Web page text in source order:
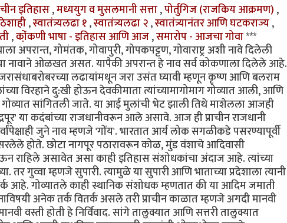
इतिहास,मध्ययुग व मुसलमानी सत्ता,पोर्तुगिज (राजकिय आक्रमण),
,स्वातंत्र्यलढा १,स्वातंत्र्यलढा २,स्वातंत्र्यानंतर आणि घटकराज्य,
,को़ंकणी भाषा - इतिहास आणि आज,समारोप - आजचा गोवा***
अपरान्त, गोमंतक, गोवापुरी, गोपकपट्टण, गोवाराष्ट्र अशी नावे दिलेली
या नावाने ओळखत असत. यापैकी अपरान्त हे नाव सर्व कोकणाला दिलेले आहे.
लढायांमधून जरा उसंत घ्यावी म्हणून कृष्ण आणि बलराम
विरहाने दु:खी होऊन देवकीमाता त्यांच्यामागोमाग गोव्यात आली, आणि
सांगितली जाते. या आई मुलांची भेट झाली तिथे माशेलला आजही
या कदंबांच्या राजधानीवरून आले असावे. आज ही प्राचीन राजधानी
जुने नाव म्हणजे 'गोंय'. भारतात आर्य लोक सगळीकडे पसरण्यापूर्वी
होते. छोटा नागपूर पठारावरून कोळ, मुंड वंशाचे आदिवासी
राहिले असावेत असा काही इतिहास संशोधकांचा अंदाज आहे. त्यांच्या
तर गुव्वा म्हणजे सुपारी. त्यामुळे या सुपारी आणि भाताच्या प्रदेशाला त्यानी
आहे. गोव्यातले काही स्थानिक संशोधक म्हणतात की या आदिम जमाती
अनेक तर्क वितर्क असले तरी प्राचीन काळात म्हणजे अगदी मानवी
वस्ती होती हे निर्विवाद. सांगे तालुक्यात आणि सत्तरी तालुक्यात